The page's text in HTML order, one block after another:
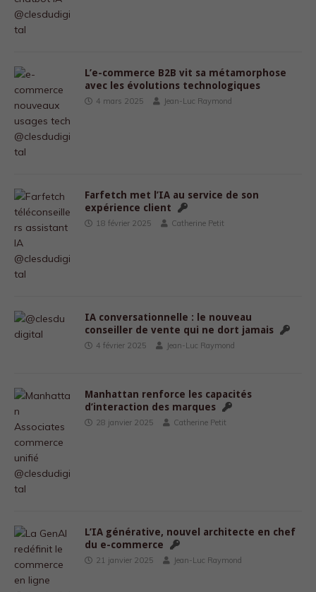
L’e-commerce B2B vit sa métamorphose
avec les évolutions technologiques
4 mars 2025 Jean-Luc Raymond
Farfetch met l’IA au service de son
expérience client
18 février 2025 Catherine Petit
IA conversationnelle : le nouveau
conseiller de vente qui ne dort jamais
4 février 2025 Jean-Luc Raymond
Manhattan renforce les capacités
d’interaction des marques
28 janvier 2025 Catherine Petit
L’IA générative, nouvel architecte en chef
du e-commerce
21 janvier 2025 Jean-Luc Raymond